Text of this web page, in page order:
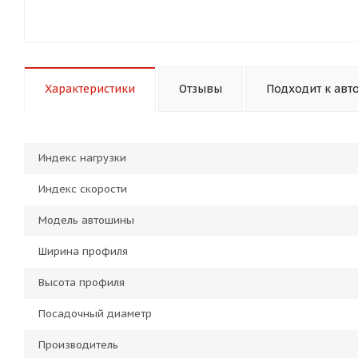
Характеристики Отзывы Подходит к авто
Индекс нагрузки
Индекс скорости
Модель автошины
Ширина профиля
Высота профиля
Посадочный диаметр
Производитель